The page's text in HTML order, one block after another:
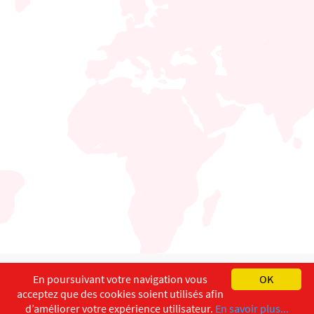
English Français
Copyright ©ISEC-AdW Impressum
OK
En poursuivant votre navigation vous
acceptez que des cookies soient utilisés afin
d’améliorer votre expérience utilisateur. En savoir plus...